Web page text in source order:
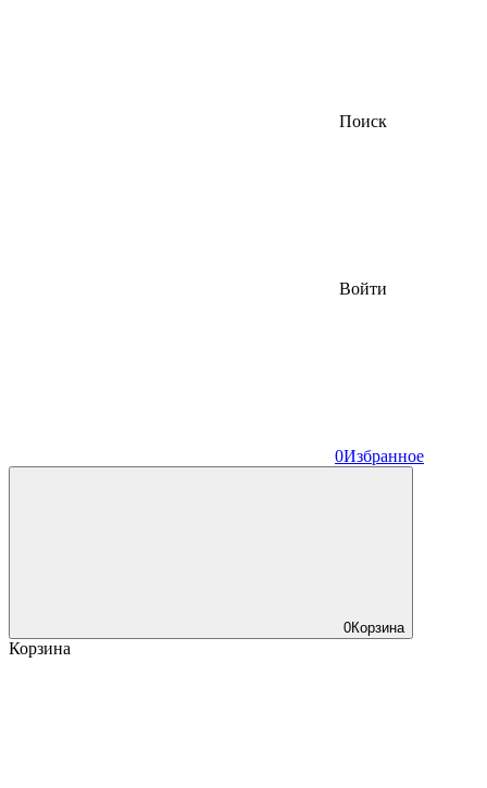
Поиск
Войти
0Избранное
0Корзина
Корзина